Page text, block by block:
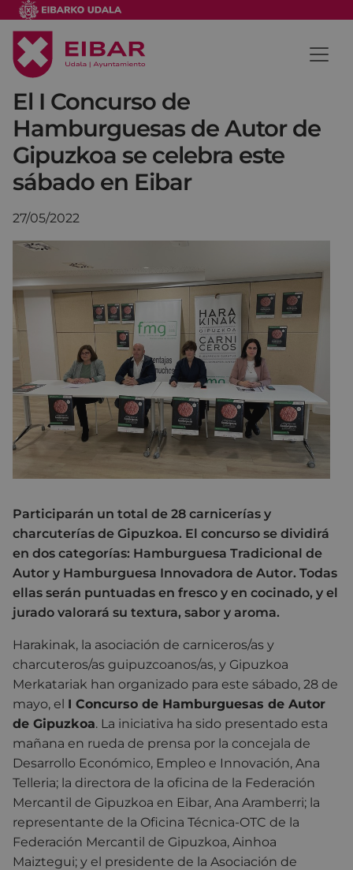
El I Concurso de
Hamburguesas de Autor de
Gipuzkoa se celebra este
sábado en Eibar
27/05/2022
Participarán un total de 28 carnicerías y
charcuterías de Gipuzkoa. El concurso se dividirá
en dos categorías: Hamburguesa Tradicional de
Autor y Hamburguesa Innovadora de Autor. Todas
ellas serán puntuadas en fresco y en cocinado, y el
jurado valorará su textura, sabor y aroma.
Harakinak, la asociación de carniceros/as y
charcuteros/as guipuzcoanos/as, y Gipuzkoa
Merkatariak han organizado para este sábado, 28 de
mayo, el I Concurso de Hamburguesas de Autor
de Gipuzkoa. La iniciativa ha sido presentado esta
mañana en rueda de prensa por la concejala de
Desarrollo Económico, Empleo e Innovación, Ana
Telleria; la directora de la oficina de la Federación
Mercantil de Gipuzkoa en Eibar, Ana Aramberri; la
representante de la Oficina Técnica-OTC de la
Federación Mercantil de Gipuzkoa, Ainhoa
Maiztegui; y el presidente de la Asociación de